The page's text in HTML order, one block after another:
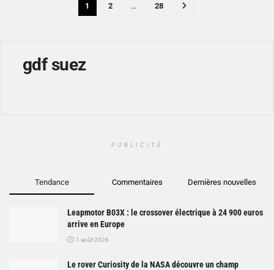
1 2 … 28
gdf suez
PUBLICITÉ
Tendance Commentaires Dernières nouvelles
Leapmotor B03X : le crossover électrique à 24 900 euros
arrive en Europe
1 août 2026
Le rover Curiosity de la NASA découvre un champ